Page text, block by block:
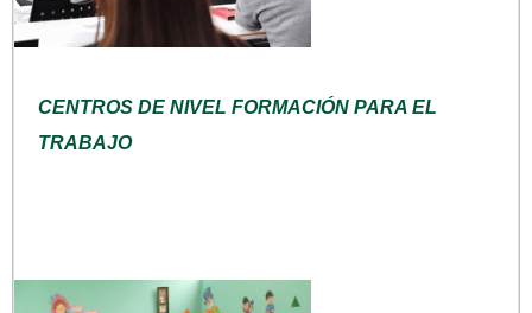
CENTROS DE NIVEL FORMACIÓN PARA EL
TRABAJO